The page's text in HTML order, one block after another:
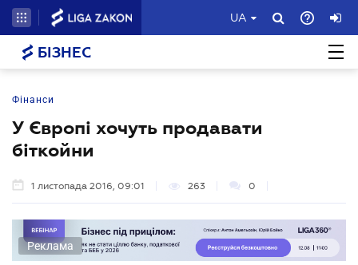
UA
БІЗНЕС
Фінанси
У Європі хочуть продавати
біткойни
1 листопада 2016, 09:01 263 0
Реклама